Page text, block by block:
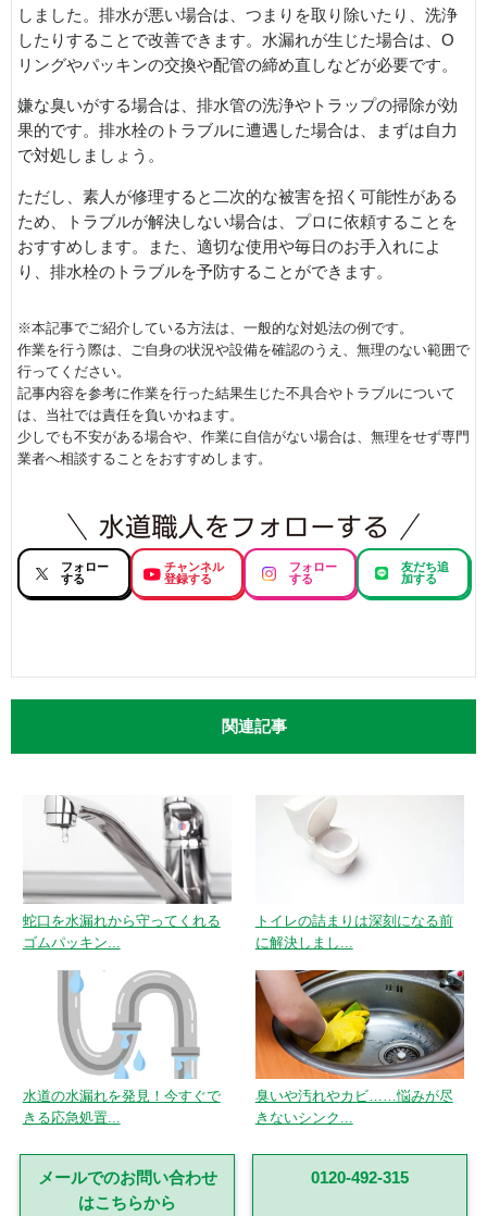
しました。排水が悪い場合は、つまりを取り除いたり、洗浄
したりすることで改善できます。水漏れが生じた場合は、O
リングやパッキンの交換や配管の締め直しなどが必要です。
嫌な臭いがする場合は、排水管の洗浄やトラップの掃除が効
果的です。排水栓のトラブルに遭遇した場合は、まずは自力
で対処しましょう。
ただし、素人が修理すると二次的な被害を招く可能性がある
ため、トラブルが解決しない場合は、プロに依頼することを
おすすめします。また、適切な使用や毎日のお手入れによ
り、排水栓のトラブルを予防することができます。
※本記事でご紹介している方法は、一般的な対処法の例です。
作業を行う際は、ご自身の状況や設備を確認のうえ、無理のない範囲で
行ってください。
記事内容を参考に作業を行った結果生じた不具合やトラブルについて
は、当社では責任を負いかねます。
少しでも不安がある場合や、作業に自信がない場合は、無理をせず専門
業者へ相談することをおすすめします。
フォロー
する
チャンネル
登録する
フォロー
する
友だち追
加する
関連記事
蛇口を水漏れから守ってくれる
ゴムパッキン...
トイレの詰まりは深刻になる前
に解決しまし...
水道の水漏れを発見！今すぐで
きる応急処置...
臭いや汚れやカビ……悩みが尽
きないシンク...
メールでのお問い合わせ
はこちらから
0120-492-315